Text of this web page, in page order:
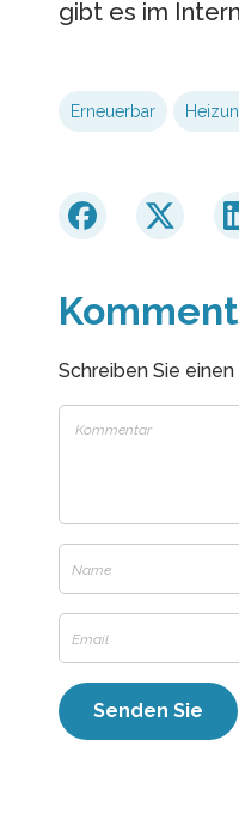
gibt es im
Erneuerbar
Schreiben Sie